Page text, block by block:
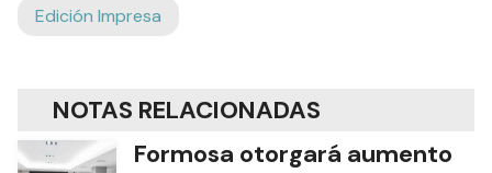
Edición Impresa
NOTAS RELACIONADAS
Formosa otorgará aumento